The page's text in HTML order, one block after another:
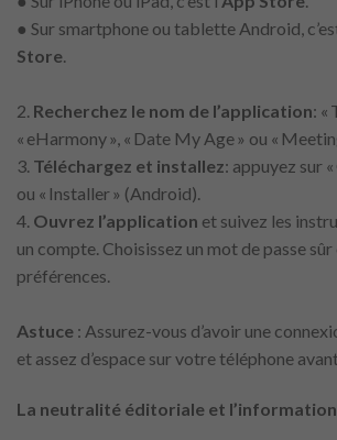
● Sur smartphone ou tablette Android,
Store.
2. Recherchez le nom de l’application: «
« eHarmony », « Date My Age » ou «
3. Téléchargez et installez: appuyez sur
ou « Installer » (Android).
4. Ouvrez l’application et suivez les
un compte. Choisissez un mot de passe
préférences.
Astuce : Assurez-vous d’avoir une
et assez d’espace sur votre téléphone
La neutralité éditoriale et